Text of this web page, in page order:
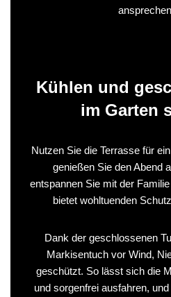
Kühlen und
im Garten
Nutzen Sie die Terrasse für
genießen Sie den Abend
entspannen Sie mit der
bietet wohltuenden
Dank der geschlossenen
Markisentuch vor Wind,
geschützt. So lässt sich die
und sorgenfrei ausfahren,